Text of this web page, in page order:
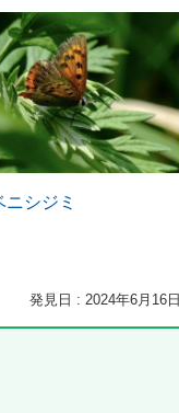
ニシジミ
発見日 : 2024年6月16日